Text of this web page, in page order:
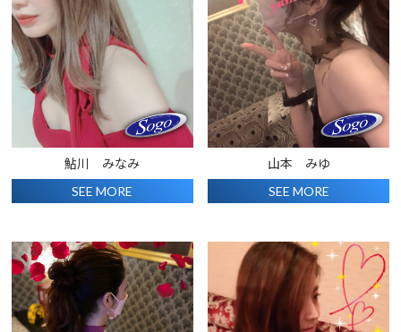
鮎川 みなみ
SEE MORE
山本 みゆ
SEE MORE